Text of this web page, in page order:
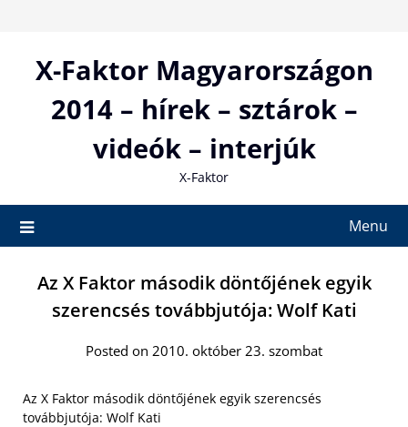
contentX-Faktor Magyarországon
2014 – hírek – sztárok –
videók – interjúk
X-Faktor
Menu
Az X Faktor második döntőjének egyik
szerencsés továbbjutója: Wolf Kati
Posted on 2010. október 23. szombat
Az X Faktor második döntőjének egyik szerencsés
továbbjutója: Wolf Kati